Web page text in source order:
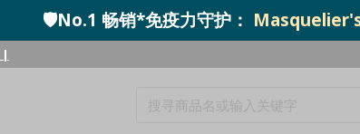
🛡️No.1 畅销*免疫力守护：
|